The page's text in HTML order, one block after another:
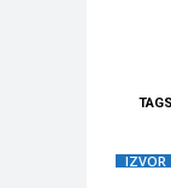
TAGS
IZVOR